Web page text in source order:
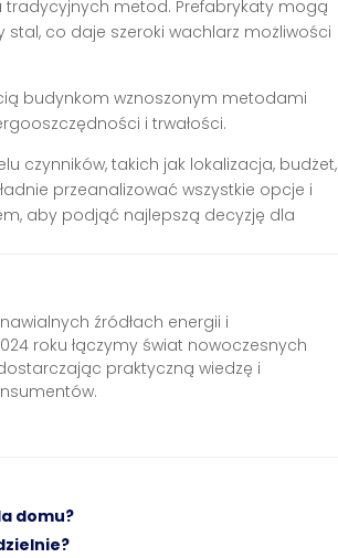
tradycyjnych metod. Prefabrykaty mogą
stal, co daje szeroki wachlarz możliwości
budynkom wznoszonym metodami
i trwałości.
czynników, takich jak lokalizacja, budżet,
przeanalizować wszystkie opcje i
aby podjąć najlepszą decyzję dla
źródłach energii i
roku łączymy świat nowoczesnych
praktyczną wiedzę i
domu?